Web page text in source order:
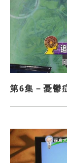
第6集－憂鬱